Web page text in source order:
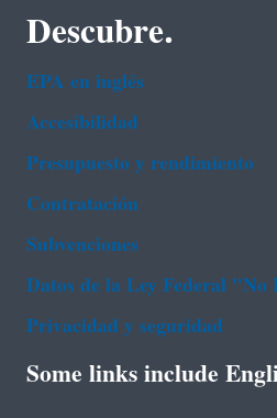
Descubre.
EPA en ingl‌és
Accesibilidad
Presupuesto y rendimiento
Contratación
Subvenciones
Datos de la Ley Federal
Privacidad y seguridad
Some links include